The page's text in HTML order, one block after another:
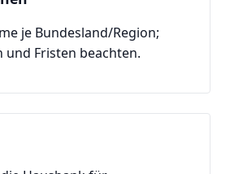
je Bundesland/Region;
und Fristen beachten.